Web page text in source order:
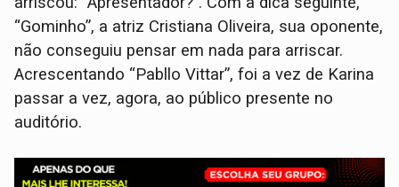
“Gominho”, a atriz Cristiana Oliveira, sua oponente,
não conseguiu pensar em nada para arriscar.
Acrescentando “Pabllo Vittar”, foi a vez de Karina
passar a vez, agora, ao público presente no
auditório.